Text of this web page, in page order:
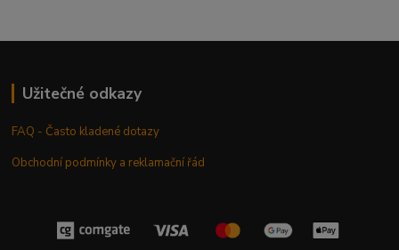
Užitečné odkazy
FAQ - Často kladené dotazy
Obchodní podmínky a reklamační řád